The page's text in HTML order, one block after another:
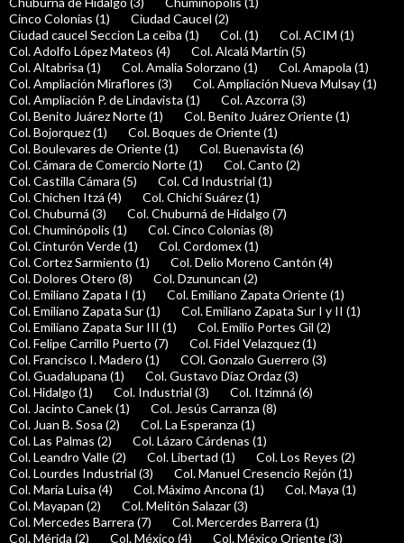
Cinco Colonias (1)
Ciudad Caucel (2)
Ciudad caucel Seccion La ceiba (1)
Col. (1)
Col. ACIM (1)
Col. Adolfo López Mateos (4)
Col. Alcalá Martín (5)
Col. Altabrisa (1)
Col. Amalia Solorzano (1)
Col. Amapola (1)
Col. Ampliación Miraflores (3)
Col. Ampliación Nueva Mulsay (1)
Col. Ampliación P. de Lindavista (1)
Col. Azcorra (3)
Col. Benito Juárez Norte (1)
Col. Benito Juárez Oriente (1)
Col. Bojorquez (1)
Col. Boques de Oriente (1)
Col. Boulevares de Oriente (1)
Col. Buenavista (6)
Col. Cámara de Comercio Norte (1)
Col. Canto (2)
Col. Castilla Cámara (5)
Col. Cd Industrial (1)
Col. Chichen Itzá (4)
Col. Chichí Suárez (1)
Col. Chuburná (3)
Col. Chuburná de Hidalgo (7)
Col. Chuminópolis (1)
Col. Cinco Colonias (8)
Col. Cinturón Verde (1)
Col. Cordomex (1)
Col. Cortez Sarmiento (1)
Col. Delio Moreno Cantón (4)
Col. Dolores Otero (8)
Col. Dzununcan (2)
Col. Emiliano Zapata I (1)
Col. Emiliano Zapata Oriente (1)
Col. Emiliano Zapata Sur (1)
Col. Emiliano Zapata Sur I y II (1)
Col. Emiliano Zapata Sur III (1)
Col. Emilio Portes Gil (2)
Col. Felipe Carrillo Puerto (7)
Col. Fidel Velazquez (1)
Col. Francisco I. Madero (1)
COl. Gonzalo Guerrero (3)
Col. Guadalupana (1)
Col. Gustavo Díaz Ordaz (3)
Col. Hidalgo (1)
Col. Industrial (3)
Col. Itzimná (6)
Col. Jacinto Canek (1)
Col. Jesús Carranza (8)
Col. Juan B. Sosa (2)
Col. La Esperanza (1)
Col. Las Palmas (2)
Col. Lázaro Cárdenas (1)
Col. Leandro Valle (2)
Col. Libertad (1)
Col. Los Reyes (2)
Col. Lourdes Industrial (3)
Col. Manuel Cresencio Rejón (1)
Col. María Luisa (4)
Col. Máximo Ancona (1)
Col. Maya (1)
Col. Mayapan (2)
Col. Melitón Salazar (3)
Col. Mercedes Barrera (7)
Col. Mercerdes Barrera (1)
Col. Mérida (2)
Col. México (4)
Col. México Oriente (3)